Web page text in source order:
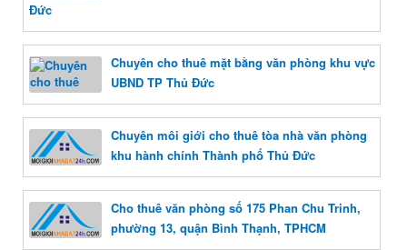
Đức
Chuyên cho thuê mặt bằng văn phòng khu vực
UBND TP Thủ Đức
Chuyên môi giới cho thuê tòa nhà văn phòng
khu hành chính Thành phố Thủ Đức
Cho thuê văn phòng số 175 Phan Chu Trinh,
phường 13, quận Bình Thạnh, TPHCM